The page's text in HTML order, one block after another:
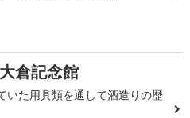
倉記念館
いた用具類を通して酒造りの歴